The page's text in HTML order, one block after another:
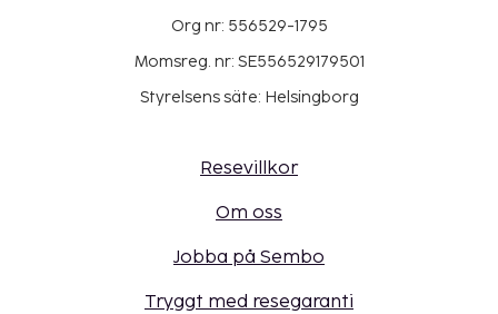
Org nr: 556529-1795
Momsreg. nr: SE556529179501
Styrelsens säte: Helsingborg
Resevillkor
Om oss
Jobba på Sembo
Tryggt med resegaranti